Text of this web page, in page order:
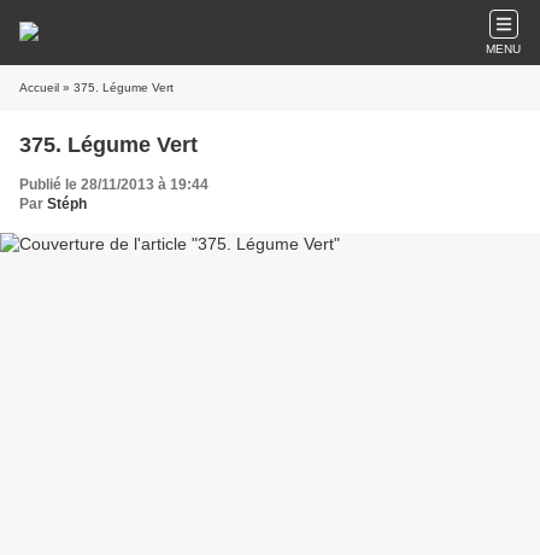
MENU
Accueil » 375. Légume Vert
375. Légume Vert
Publié le 28/11/2013 à 19:44
Par Stéph